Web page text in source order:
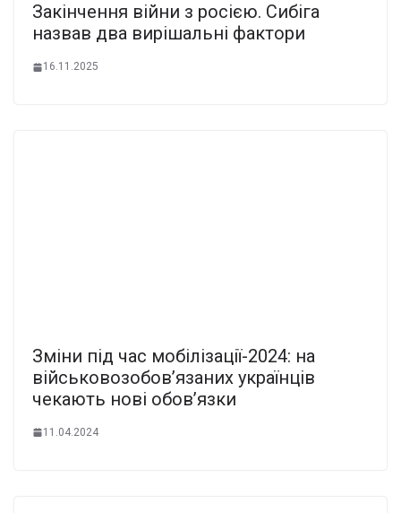
Закiнчення вiйни з роcією. Сибiга
назвав два виpішальні фaктoри
16.11.2025
Зміни під час мобілізації-2024: на
військовозобов’язаних українців
чекають нові обов’язки
11.04.2024